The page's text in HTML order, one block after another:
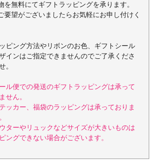
無料にてギフトラッピングを承ります。
要望がございましたらお気軽にお申し付けく
ピング方法やリボンのお色、ギフトシール
インはご指定できませんのでご了承くださ
。
ル便での発送のギフトラッピングは承って
せん。
ッカー、福袋のラッピングは承っておりま
ターやリュックなどサイズが大きいものは
ングできない場合がございます。